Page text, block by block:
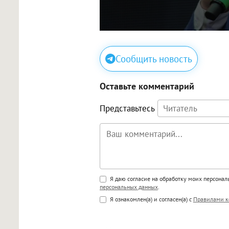
Сообщить новость
Оставьте комментарий
Представьтесь
Поддержка HTML
<b>, <strong>, <u>, <i>, <em>,
<blockquote>, <code>
Я даю согласие на обработку моих
персональных данных.
Я ознакомлен(а) и согласен(а) с Правилами